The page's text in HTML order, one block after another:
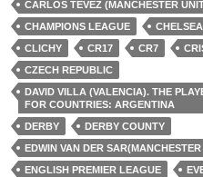
CARLOS TEVEZ (MANCHESTER
CHAMPIONS LEAGUE
CHELSEA
CLICHY
CR17 CR7
CZECH REPUBLIC
DAVID VILLA (VALENCIA). THE
FOR COUNTRIES: ARGENTINA
DERBY
DERBY COUNTY
EDWIN VAN DER
ENGLISH PREMIER LEAGUE